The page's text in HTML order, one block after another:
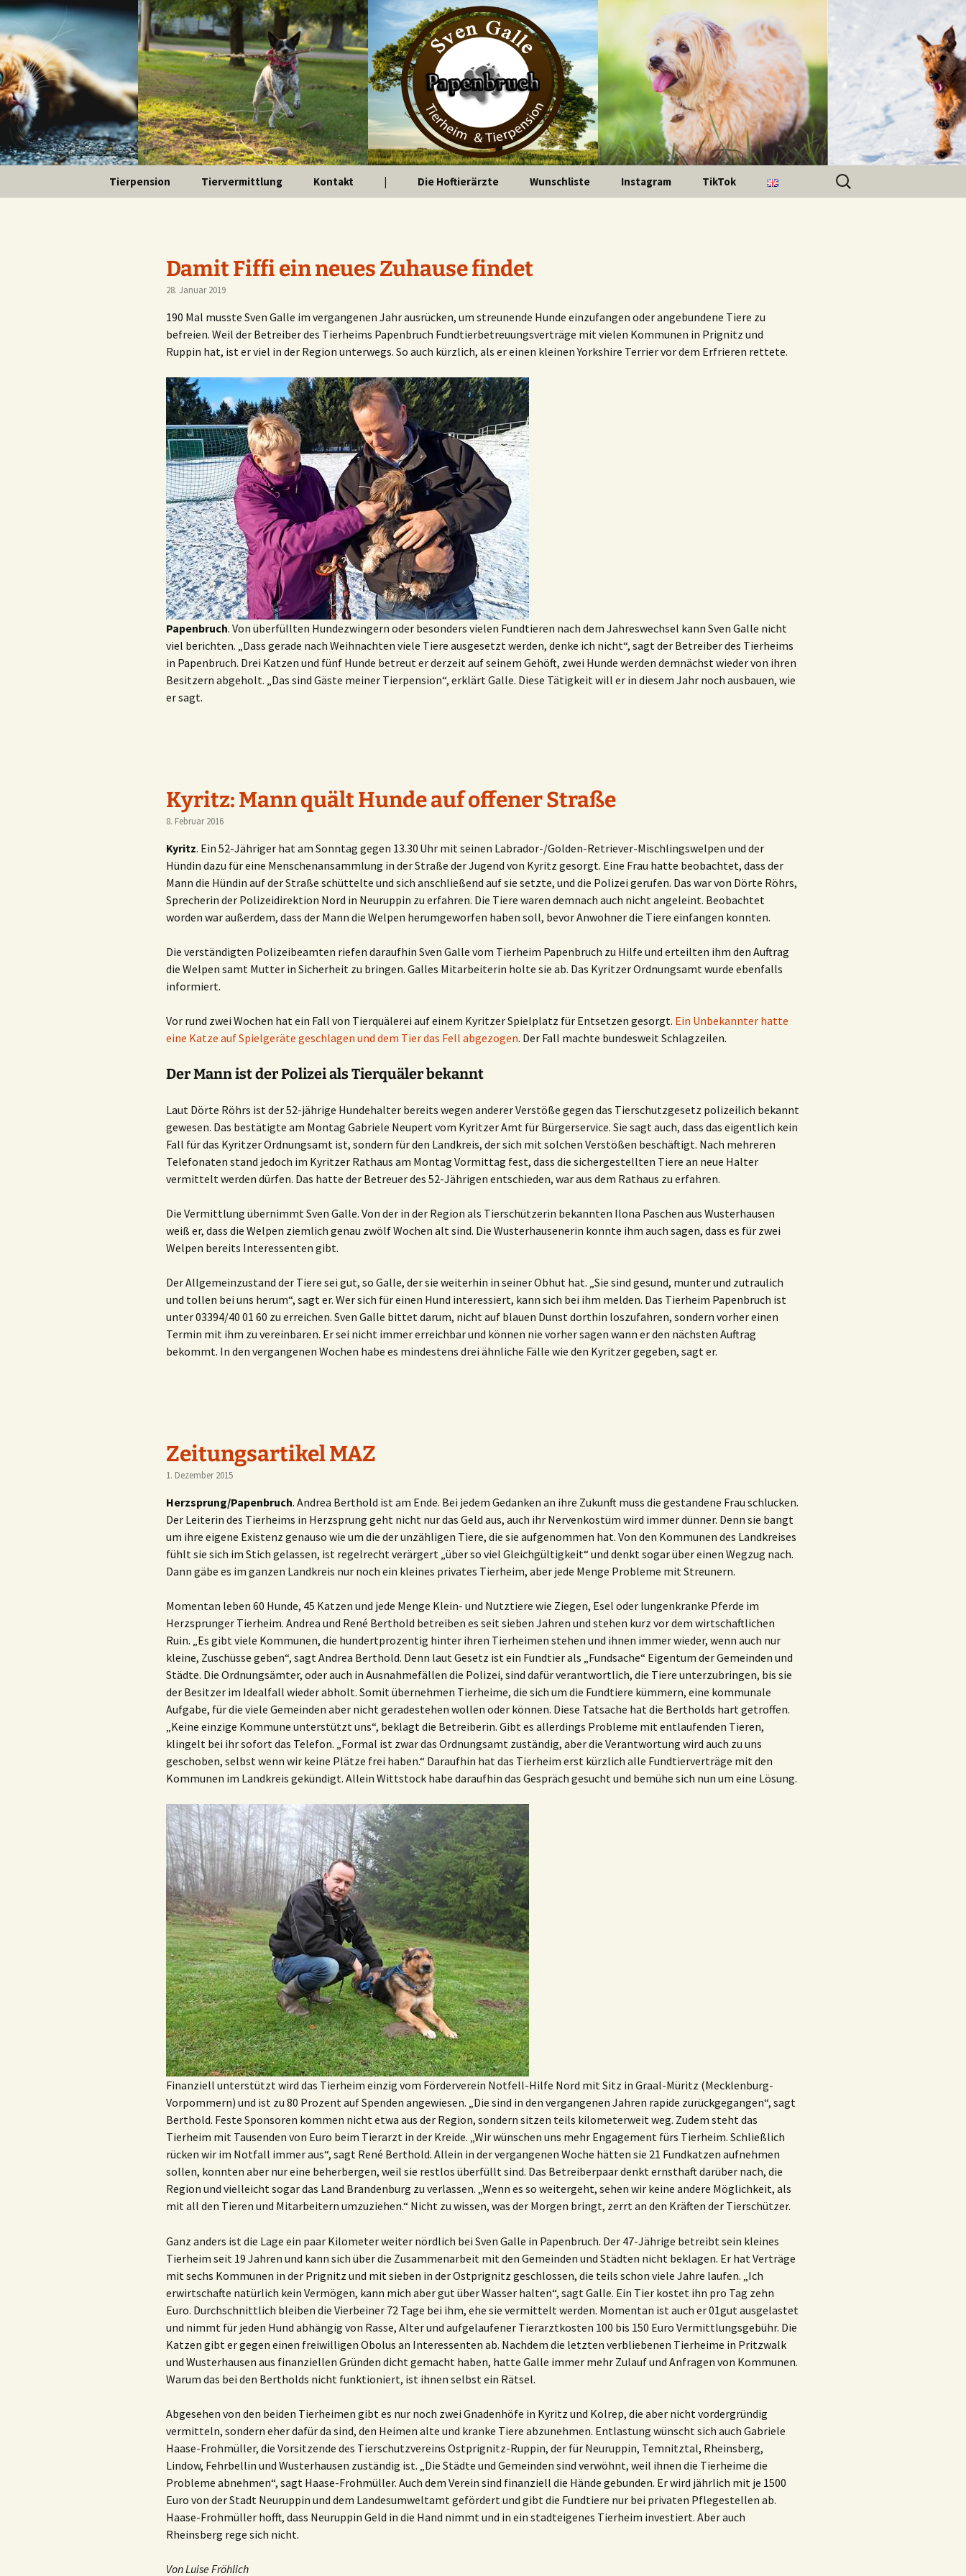
Zum
springen
Tierpension Tiervermittlung Kontakt | Die Hoftierärzte Wunschliste Instagram TikTok
Suchen
nach:
Damit Fiffi ein neues Zuhause findet
28. Januar 2019
190 Mal musste Sven Galle im vergangenen Jahr ausrücken, um streunende Hunde einzufangen oder angebundene Tiere zu
befreien. Weil der Betreiber des Tierheims Papenbruch Fundtierbetreuungsverträge mit vielen Kommunen in Prignitz und
Ruppin hat, ist er viel in der Region unterwegs. So auch kürzlich, als er einen kleinen Yorkshire Terrier vor dem Erfrieren rettete.
Papenbruch. Von überfüllten Hundezwingern oder besonders vielen Fundtieren nach dem Jahreswechsel kann Sven Galle nicht
viel berichten. „Dass gerade nach Weihnachten viele Tiere ausgesetzt werden, denke ich nicht“, sagt der Betreiber des Tierheims
in Papenbruch. Drei Katzen und fünf Hunde betreut er derzeit auf seinem Gehöft, zwei Hunde werden demnächst wieder von ihren
Besitzern abgeholt. „Das sind Gäste meiner Tierpension“, erklärt Galle. Diese Tätigkeit will er in diesem Jahr noch ausbauen, wie
er sagt.
Kyritz: Mann quält Hunde auf offener Straße
8. Februar 2016
Kyritz. Ein 52-Jähriger hat am Sonntag gegen 13.30 Uhr mit seinen Labrador-/Golden-Retriever-Mischlingswelpen und der
Hündin dazu für eine Menschenansammlung in der Straße der Jugend von Kyritz gesorgt. Eine Frau hatte beobachtet, dass der
Mann die Hündin auf der Straße schüttelte und sich anschließend auf sie setzte, und die Polizei gerufen. Das war von Dörte Röhrs,
Sprecherin der Polizeidirektion Nord in Neuruppin zu erfahren. Die Tiere waren demnach auch nicht angeleint. Beobachtet
worden war außerdem, dass der Mann die Welpen herumgeworfen haben soll, bevor Anwohner die Tiere einfangen konnten.
Die verständigten Polizeibeamten riefen daraufhin Sven Galle vom Tierheim Papenbruch zu Hilfe und erteilten ihm den Auftrag
die Welpen samt Mutter in Sicherheit zu bringen. Galles Mitarbeiterin holte sie ab. Das Kyritzer Ordnungsamt wurde ebenfalls
informiert.
Vor rund zwei Wochen hat ein Fall von Tierquälerei auf einem Kyritzer Spielplatz für Entsetzen gesorgt. Ein Unbekannter hatte
eine Katze auf Spielgeräte geschlagen und dem Tier das Fell abgezogen. Der Fall machte bundesweit Schlagzeilen.
Der Mann ist der Polizei als Tierquäler bekannt
Laut Dörte Röhrs ist der 52-jährige Hundehalter bereits wegen anderer Verstöße gegen das Tierschutzgesetz polizeilich bekannt
gewesen. Das bestätigte am Montag Gabriele Neupert vom Kyritzer Amt für Bürgerservice. Sie sagt auch, dass das eigentlich kein
Fall für das Kyritzer Ordnungsamt ist, sondern für den Landkreis, der sich mit solchen Verstößen beschäftigt. Nach mehreren
Telefonaten stand jedoch im Kyritzer Rathaus am Montag Vormittag fest, dass die sichergestellten Tiere an neue Halter
vermittelt werden dürfen. Das hatte der Betreuer des 52-Jährigen entschieden, war aus dem Rathaus zu erfahren.
Die Vermittlung übernimmt Sven Galle. Von der in der Region als Tierschützerin bekannten Ilona Paschen aus Wusterhausen
weiß er, dass die Welpen ziemlich genau zwölf Wochen alt sind. Die Wusterhausenerin konnte ihm auch sagen, dass es für zwei
Welpen bereits Interessenten gibt.
Der Allgemeinzustand der Tiere sei gut, so Galle, der sie weiterhin in seiner Obhut hat. „Sie sind gesund, munter und zutraulich
und tollen bei uns herum“, sagt er. Wer sich für einen Hund interessiert, kann sich bei ihm melden. Das Tierheim Papenbruch ist
unter 03394/40 01 60 zu erreichen. Sven Galle bittet darum, nicht auf blauen Dunst dorthin loszufahren, sondern vorher einen
Termin mit ihm zu vereinbaren. Er sei nicht immer erreichbar und können nie vorher sagen wann er den nächsten Auftrag
bekommt. In den vergangenen Wochen habe es mindestens drei ähnliche Fälle wie den Kyritzer gegeben, sagt er.
Zeitungsartikel MAZ
1. Dezember 2015
Herzsprung/Papenbruch. Andrea Berthold ist am Ende. Bei jedem Gedanken an ihre Zukunft muss die gestandene Frau schlucken.
Der Leiterin des Tierheims in Herzsprung geht nicht nur das Geld aus, auch ihr Nervenkostüm wird immer dünner. Denn sie bangt
um ihre eigene Existenz genauso wie um die der unzähligen Tiere, die sie aufgenommen hat. Von den Kommunen des Landkreises
fühlt sie sich im Stich gelassen, ist regelrecht verärgert „über so viel Gleichgültigkeit“ und denkt sogar über einen Wegzug nach.
Dann gäbe es im ganzen Landkreis nur noch ein kleines privates Tierheim, aber jede Menge Probleme mit Streunern.
Momentan leben 60 Hunde, 45 Katzen und jede Menge Klein- und Nutztiere wie Ziegen, Esel oder lungenkranke Pferde im
Herzsprunger Tierheim. Andrea und René Berthold betreiben es seit sieben Jahren und stehen kurz vor dem wirtschaftlichen
Ruin. „Es gibt viele Kommunen, die hundertprozentig hinter ihren Tierheimen stehen und ihnen immer wieder, wenn auch nur
kleine, Zuschüsse geben“, sagt Andrea Berthold. Denn laut Gesetz ist ein Fundtier als „Fundsache“ Eigentum der Gemeinden und
Städte. Die Ordnungsämter, oder auch in Ausnahmefällen die Polizei, sind dafür verantwortlich, die Tiere unterzubringen, bis sie
der Besitzer im Idealfall wieder abholt. Somit übernehmen Tierheime, die sich um die Fundtiere kümmern, eine kommunale
Aufgabe, für die viele Gemeinden aber nicht geradestehen wollen oder können. Diese Tatsache hat die Bertholds hart getroffen.
„Keine einzige Kommune unterstützt uns“, beklagt die Betreiberin. Gibt es allerdings Probleme mit entlaufenden Tieren,
klingelt bei ihr sofort das Telefon. „Formal ist zwar das Ordnungsamt zuständig, aber die Verantwortung wird auch zu uns
geschoben, selbst wenn wir keine Plätze frei haben.“ Daraufhin hat das Tierheim erst kürzlich alle Fundtierverträge mit den
Kommunen im Landkreis gekündigt. Allein Wittstock habe daraufhin das Gespräch gesucht und bemühe sich nun um eine Lösung.
Finanziell unterstützt wird das Tierheim einzig vom Förderverein Notfell-Hilfe Nord mit Sitz in Graal-Müritz (Mecklenburg-
Vorpommern) und ist zu 80 Prozent auf Spenden angewiesen. „Die sind in den vergangenen Jahren rapide zurückgegangen“, sagt
Berthold. Feste Sponsoren kommen nicht etwa aus der Region, sondern sitzen teils kilometerweit weg. Zudem steht das
Tierheim mit Tausenden von Euro beim Tierarzt in der Kreide. „Wir wünschen uns mehr Engagement fürs Tierheim. Schließlich
rücken wir im Notfall immer aus“, sagt René Berthold. Allein in der vergangenen Woche hätten sie 21 Fundkatzen aufnehmen
sollen, konnten aber nur eine beherbergen, weil sie restlos überfüllt sind. Das Betreiberpaar denkt ernsthaft darüber nach, die
Region und vielleicht sogar das Land Brandenburg zu verlassen. „Wenn es so weitergeht, sehen wir keine andere Möglichkeit, als
mit all den Tieren und Mitarbeitern umzuziehen.“ Nicht zu wissen, was der Morgen bringt, zerrt an den Kräften der Tierschützer.
Ganz anders ist die Lage ein paar Kilometer weiter nördlich bei Sven Galle in Papenbruch. Der 47-Jährige betreibt sein kleines
Tierheim seit 19 Jahren und kann sich über die Zusammenarbeit mit den Gemeinden und Städten nicht beklagen. Er hat Verträge
mit sechs Kommunen in der Prignitz und mit sieben in der Ostprignitz geschlossen, die teils schon viele Jahre laufen. „Ich
erwirtschafte natürlich kein Vermögen, kann mich aber gut über Wasser halten“, sagt Galle. Ein Tier kostet ihn pro Tag zehn
Euro. Durchschnittlich bleiben die Vierbeiner 72 Tage bei ihm, ehe sie vermittelt werden. Momentan ist auch er 01gut ausgelastet
und nimmt für jeden Hund abhängig von Rasse, Alter und aufgelaufener Tierarztkosten 100 bis 150 Euro Vermittlungsgebühr. Die
Katzen gibt er gegen einen freiwilligen Obolus an Interessenten ab. Nachdem die letzten verbliebenen Tierheime in Pritzwalk
und Wusterhausen aus finanziellen Gründen dicht gemacht haben, hatte Galle immer mehr Zulauf und Anfragen von Kommunen.
Warum das bei den Bertholds nicht funktioniert, ist ihnen selbst ein Rätsel.
Abgesehen von den beiden Tierheimen gibt es nur noch zwei Gnadenhöfe in Kyritz und Kolrep, die aber nicht vordergründig
vermitteln, sondern eher dafür da sind, den Heimen alte und kranke Tiere abzunehmen. Entlastung wünscht sich auch Gabriele
Haase-Frohmüller, die Vorsitzende des Tierschutzvereins Ostprignitz-Ruppin, der für Neuruppin, Temnitztal, Rheinsberg,
Lindow, Fehrbellin und Wusterhausen zuständig ist. „Die Städte und Gemeinden sind verwöhnt, weil ihnen die Tierheime die
Probleme abnehmen“, sagt Haase-Frohmüller. Auch dem Verein sind finanziell die Hände gebunden. Er wird jährlich mit je 1500
Euro von der Stadt Neuruppin und dem Landesumweltamt gefördert und gibt die Fundtiere nur bei privaten Pflegestellen ab.
Haase-Frohmüller hofft, dass Neuruppin Geld in die Hand nimmt und in ein stadteigenes Tierheim investiert. Aber auch
Rheinsberg rege sich nicht.
Von Luise Fröhlich